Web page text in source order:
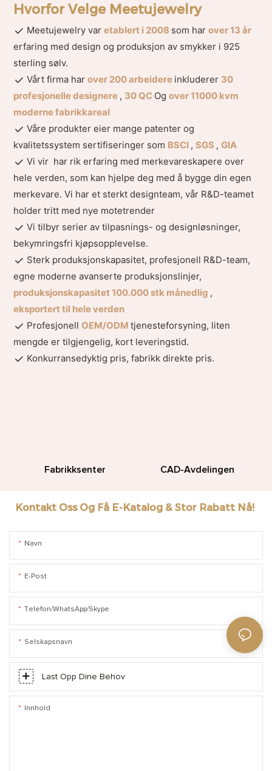
Hvorfor Velge Meetujewelry
Meetujewelry varetablert i 2008 som harover 13 år
erfaring med design og produksjon av smykker i 925
sterling sølv.
Vårt firma harover 200 arbeidere inkluderer 30
profesjonelle designere , 30 QC Ogover 11000 kvm
moderne fabrikkareal
Våre produkter eier mange patenter og
kvalitetssystem sertifiseringer som BSCI ,SGS ,GIA
Vi vir har rik erfaring med merkevareskapere over
hele verden, som kan hjelpe deg med å bygge din egen
merkevare. Vi har et sterkt designteam, vår R&D-teamet
holder tritt med nye motetrender
Vi tilbyr serier av tilpasnings- og designløsninger,
bekymringsfri kjøpsopplevelse.
Sterk produksjonskapasitet, profesjonell R&D-team,
egne moderne avanserte produksjonslinjer,
produksjonskapasitet 100.000 stk månedlig ,
eksportert til hele verden
ProfesjonellOEM/ODMtjenesteforsyning, liten
mengde er tilgjengelig, kort leveringstid.
Konkurransedyktig pris, fabrikk direkte pris.
Fabrikksenter CAD-Avdelingen
Kontakt Oss Og Få E-Katalog & Stor Rabatt Nå!
Navn
E-Post
Telefon/WhatsApp/Skype
Selskapsnavn
Last Opp Dine Behov
Innhold